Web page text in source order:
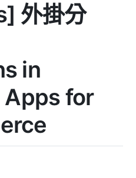
外掛分
in
for